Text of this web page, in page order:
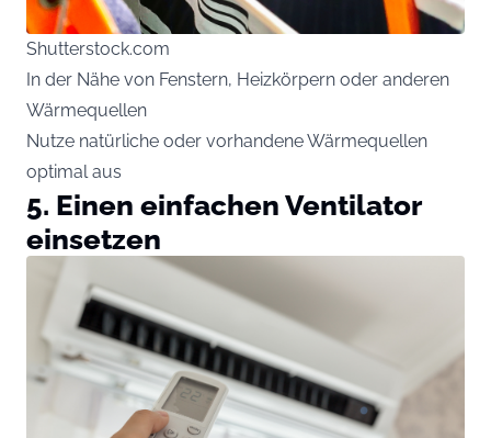
Shutterstock.com
In der Nähe von Fenstern, Heizkörpern oder anderen
Wärmequellen
Nutze natürliche oder vorhandene Wärmequellen
optimal aus
5. Einen einfachen Ventilator
einsetzen